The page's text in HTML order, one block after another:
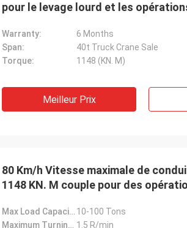
pour le levage lourd et les
Warranty:
6 Months
Span:
40t Truck Crane Sale
Torque:
1148 (KN. M)
Meilleur Prix
80 Km/h Vitesse maximale de
1148 KN. M couple pour des
Max Load Capacity: 10-100 Tons
Maximum Turning Speed: 1.5 R/min